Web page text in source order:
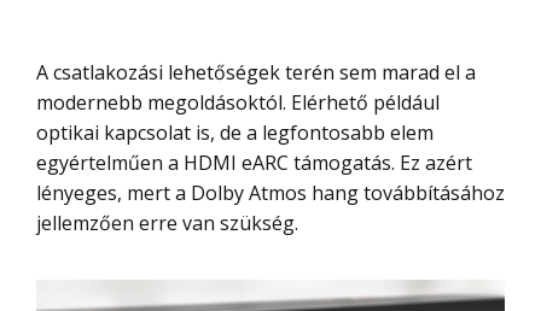
A csatlakozási lehetőségek terén sem marad el a
modernebb megoldásoktól. Elérhető például
optikai kapcsolat is, de a legfontosabb elem
egyértelműen a HDMI eARC támogatás. Ez azért
lényeges, mert a Dolby Atmos hang továbbításához
jellemzően erre van szükség.